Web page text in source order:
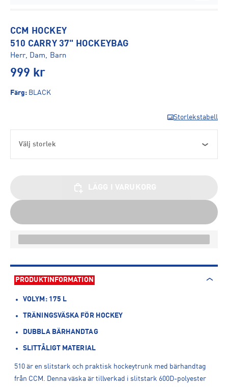
CCM HOCKEY
510 CARRY 37" HOCKEYBAG
Herr, Dam, Barn
999 kr
Färg: BLACK
Storlekstabell
Välj storlek
PRODUKTINFORMATION
VOLYM: 175 L
TRÄNINGSVÄSKA FÖR HOCKEY
DUBBLA BÄRHANDTAG
SLITTÅLIGT MATERIAL
510 är en slitstark och praktisk hockeytrunk med bärhandtag
från CCM. Denna väska är tillverkad i slitstark 600D-polyester